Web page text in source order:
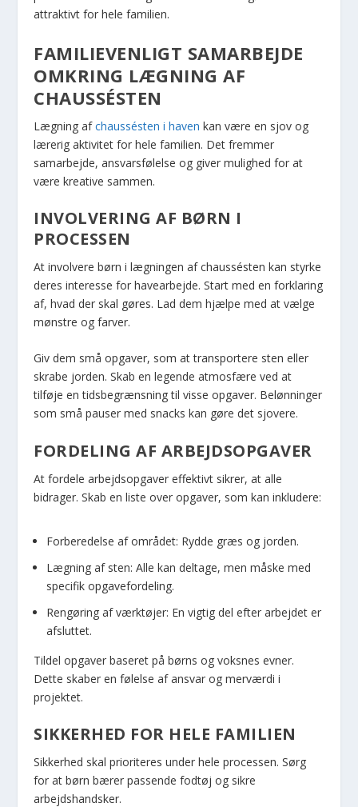
attraktivt for hele familien.
FAMILIEVENLIGT SAMARBEJDE
OMKRING LÆGNING AF
CHAUSSÉSTEN
Lægning afchaussésten i haven kan være en sjov og
lærerig aktivitet for hele familien. Det fremmer
samarbejde, ansvarsfølelse og giver mulighed for at
være kreative sammen.
INVOLVERING AF BØRN I
PROCESSEN
At involvere børn i lægningen af chaussésten kan styrke
deres interesse for havearbejde. Start med en forklaring
af, hvad der skal gøres. Lad dem hjælpe med at vælge
mønstre og farver.
Giv dem små opgaver, som at transportere sten eller
skrabe jorden. Skab en legende atmosfære ved at
tilføje en tidsbegrænsning til visse opgaver. Belønninger
som små pauser med snacks kan gøre det sjovere.
FORDELING AF ARBEJDSOPGAVER
At fordele arbejdsopgaver effektivt sikrer, at alle
bidrager. Skab en liste over opgaver, som kan inkludere:
Forberedelse af området: Rydde græs og jorden.
Lægning af sten: Alle kan deltage, men måske med
specifik opgavefordeling.
Rengøring af værktøjer: En vigtig del efter arbejdet er
afsluttet.
Tildel opgaver baseret på børns og voksnes evner.
Dette skaber en følelse af ansvar og merværdi i
projektet.
SIKKERHED FOR HELE FAMILIEN
Sikkerhed skal prioriteres under hele processen. Sørg
for at børn bærer passende fodtøj og sikre
arbejdshandsker.